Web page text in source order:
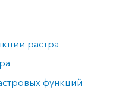
растра
функций